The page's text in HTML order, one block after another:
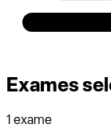
Exames
1 exame